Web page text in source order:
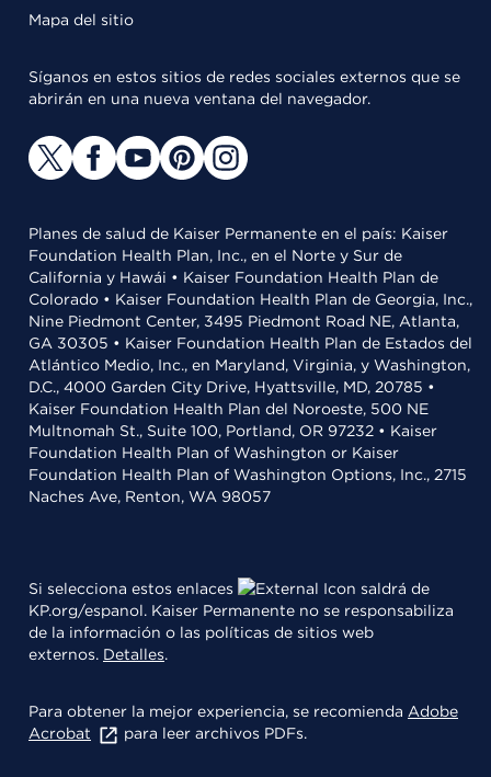
Mapa del sitio
Síganos en estos sitios de redes sociales externos que se
abrirán en una nueva ventana del navegador.
Planes de salud de Kaiser Permanente en el país: Kaiser
Foundation Health Plan, Inc., en el Norte y Sur de
California y Hawái • Kaiser Foundation Health Plan de
Colorado • Kaiser Foundation Health Plan de Georgia, Inc.,
Nine Piedmont Center, 3495 Piedmont Road NE, Atlanta,
GA 30305 • Kaiser Foundation Health Plan de Estados del
Atlántico Medio, Inc., en Maryland, Virginia, y Washington,
D.C., 4000 Garden City Drive, Hyattsville, MD, 20785 •
Kaiser Foundation Health Plan del Noroeste, 500 NE
Multnomah St., Suite 100, Portland, OR 97232 • Kaiser
Foundation Health Plan of Washington or Kaiser
Foundation Health Plan of Washington Options, Inc., 2715
Naches Ave, Renton, WA 98057
Si selecciona estos enlaces
saldrá de
KP.org/espanol. Kaiser Permanente no se responsabiliza
de la información o las políticas de sitios web
externos. Detalles.
Para obtener la mejor experiencia, se recomienda Adobe
Acrobat
para leer archivos PDFs.